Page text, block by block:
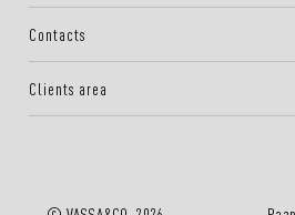
Contacts
Clients area